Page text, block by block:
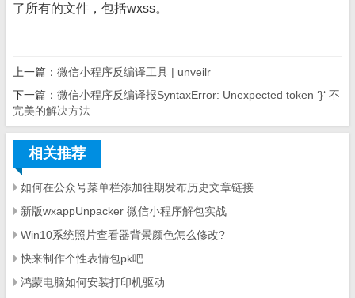
了所有的文件，包括wxss。
上一篇： 微信小程序反编译工具 | unveilr
下一篇： 微信小程序反编译报SyntaxError: Unexpected token ‘}‘ 不
完美的解决方法
相关推荐
如何在公众号菜单栏添加往期发布历史文章链接
新版wxappUnpacker 微信小程序解包实战
Win10系统照片查看器背景颜色怎么修改?
快来制作个性表情包pk吧
鸿蒙电脑如何安装打印机驱动